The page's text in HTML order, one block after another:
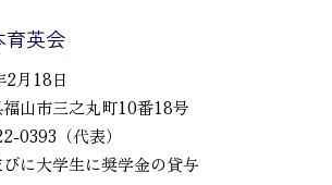
育英会
2月18日
山市三之丸町10番18号
0393（代表）
に大学生に奨学金の貸与